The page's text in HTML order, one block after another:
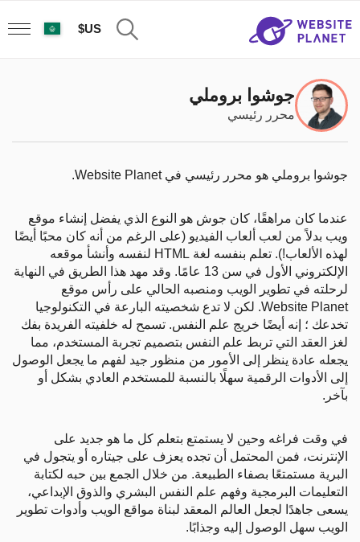
US$
جوشوا بروملي
محرر رئيسي
جوشوا بروملي هو محرر رئيسي في Website Planet.
عندما كان مراهقًا، كان جوش هو النوع الذي يفضل إنشاء موقع
ويب بدلاً من لعب ألعاب الفيديو (على الرغم من أنه كان محبًا أيضًا
لهذه الألعاب!). تعلم بنفسه لغة HTML لنفسه وأنشأ موقعه
الإلكتروني الأول في سن 13 عامًا. وقد مهد هذا الطريق في النهاية
لرحلته في تطوير الويب ومنصبه الحالي على رأس موقع
Website Planet. لكن لا تدع شخصيته البارعة في التكنولوجيا
تخدعك ؛ إنه أيضًا خريج علم النفس. تسمح له خلفيته الفريدة بفك
لغز العقد التي تربط علم النفس بتصميم تجربة المستخدم، مما
يجعله عادة ينظر إلى الأمور من منظور جيد لفهم ما يجعل الوصول
إلى الأدوات الرقمية سهلًا بالنسبة للمستخدم العادي بشكل أو
بآخر.
في وقت فراغه وحين لا يستمتع بتعلم كل ما هو جديد على
الإنترنت، فمن المحتمل أن تجده يعزف على جيتاره أو يتجول في
البرية مستمتعًا بصفاء الطبيعة. من خلال الجمع بين حبه لكتابة
التعليمات البرمجية وفهم علم النفس البشري والذوق الإبداعي،
يسعى جاهدًا لجعل العالم المعقد لبناة مواقع الويب وأدوات تطوير
الويب سهل الوصول إليه وجذابًا.